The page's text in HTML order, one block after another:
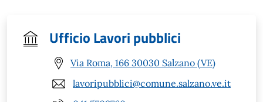
Ufficio Lavori pubblici
Via Roma, 166 30030 Salzano (VE)
lavoripubblici@comune.salzano.ve.it